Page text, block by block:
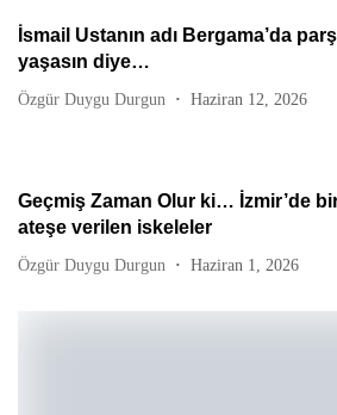
İsmail Ustanın adı Bergama’da
yaşasın diye…
Özgür Duygu Durgun Haziran 12, 2026
Geçmiş Zaman Olur ki… İzmir’de
ateşe verilen iskeleler
Özgür Duygu Durgun Haziran 1, 2026